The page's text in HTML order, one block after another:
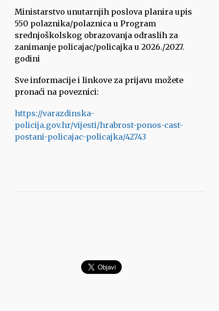
Ministarstvo unutarnjih poslova planira upis
550 polaznika/polaznica u Program
srednjoškolskog obrazovanja odraslih za
zanimanje policajac/policajka u 2026./2027.
godini
Sve informacije i linkove za prijavu možete
pronaći na poveznici:
https://varazdinska-
policija.gov.hr/vijesti/hrabrost-ponos-cast-
postani-policajac-policajka/42743